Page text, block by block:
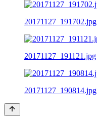
20171127_191702.jpg
20171127_191121.jpg
20171127_190814.jpg